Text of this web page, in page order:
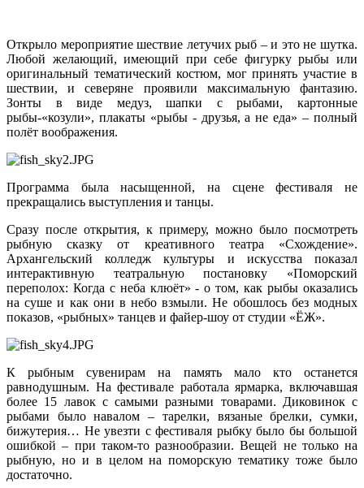
Открыло мероприятие шествие летучих рыб – и это не шутка.
Любой желающий, имеющий при себе фигурку рыбы или
оригинальный тематический костюм, мог принять участие в
шествии, и северяне проявили максимальную фантазию.
Зонты в виде медуз, шапки с рыбами, картонные
рыбы-«козули», плакаты «рыбы - друзья, а не еда» – полный
полёт воображения.
Программа была насыщенной, на сцене фестиваля не
прекращались выступления и танцы.
Сразу после открытия, к примеру, можно было посмотреть
рыбную сказку от креативного театра «Схождение».
Архангельский колледж культуры и искусства показал
интерактивную театральную постановку «Поморский
переполох: Когда с неба клюёт» - о том, как рыбы оказались
на суше и как они в небо взмыли. Не обошлось без модных
показов, «рыбных» танцев и файер-шоу от студии «ЁЖ».
К рыбным сувенирам на память мало кто останется
равнодушным. На фестивале работала ярмарка, включавшая
более 15 лавок с самыми разными товарами. Диковинок с
рыбами было навалом – тарелки, вязаные брелки, сумки,
бижутерия… Не увезти с фестиваля рыбку было бы большой
ошибкой – при таком-то разнообразии. Вещей не только на
рыбную, но и в целом на поморскую тематику тоже было
достаточно.